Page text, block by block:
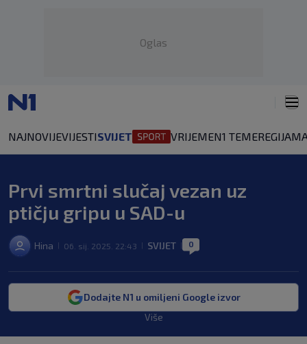
Oglas
NAJNOVIJEVIJESTISVIJET VRIJEMEN1 TEMEREGIJA
Prvi smrtni slučaj vezan uz
ptičju gripu u SAD-u
Hina 06. sij. 2025. 22:43 SVIJET 0
Dodajte N1 u omiljeni Google izvor
Više